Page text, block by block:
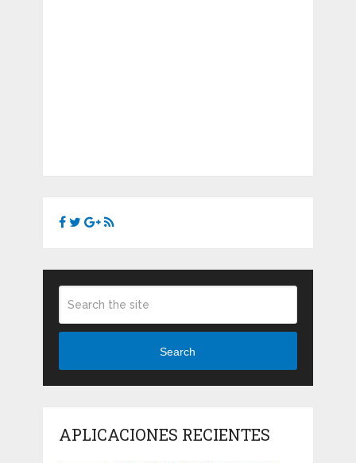
Search
APLICACIONES RECIENTES